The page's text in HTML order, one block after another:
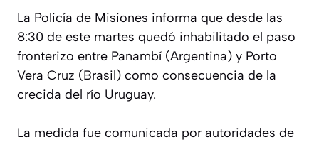
La Policía de Misiones informa que desde las
8:30 de este martes quedó inhabilitado el paso
fronterizo entre Panambí (Argentina) y Porto
Vera Cruz (Brasil) como consecuencia de la
crecida del río Uruguay.
La medida fue comunicada por autoridades de